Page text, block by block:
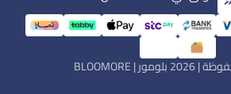
| 2026 بلومور | BLOOMORE